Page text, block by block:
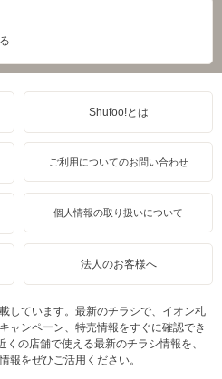
Shufoo!とは
ご利用についてのお問い合わせ
個人情報の取り扱いについて
法人のお客様へ
しています。最新のチラシで、イオン札
ャンペーン、特売情報をすぐに確認でき
の店舗で使える最新のチラシ情報を、
報をぜひご活用ください。